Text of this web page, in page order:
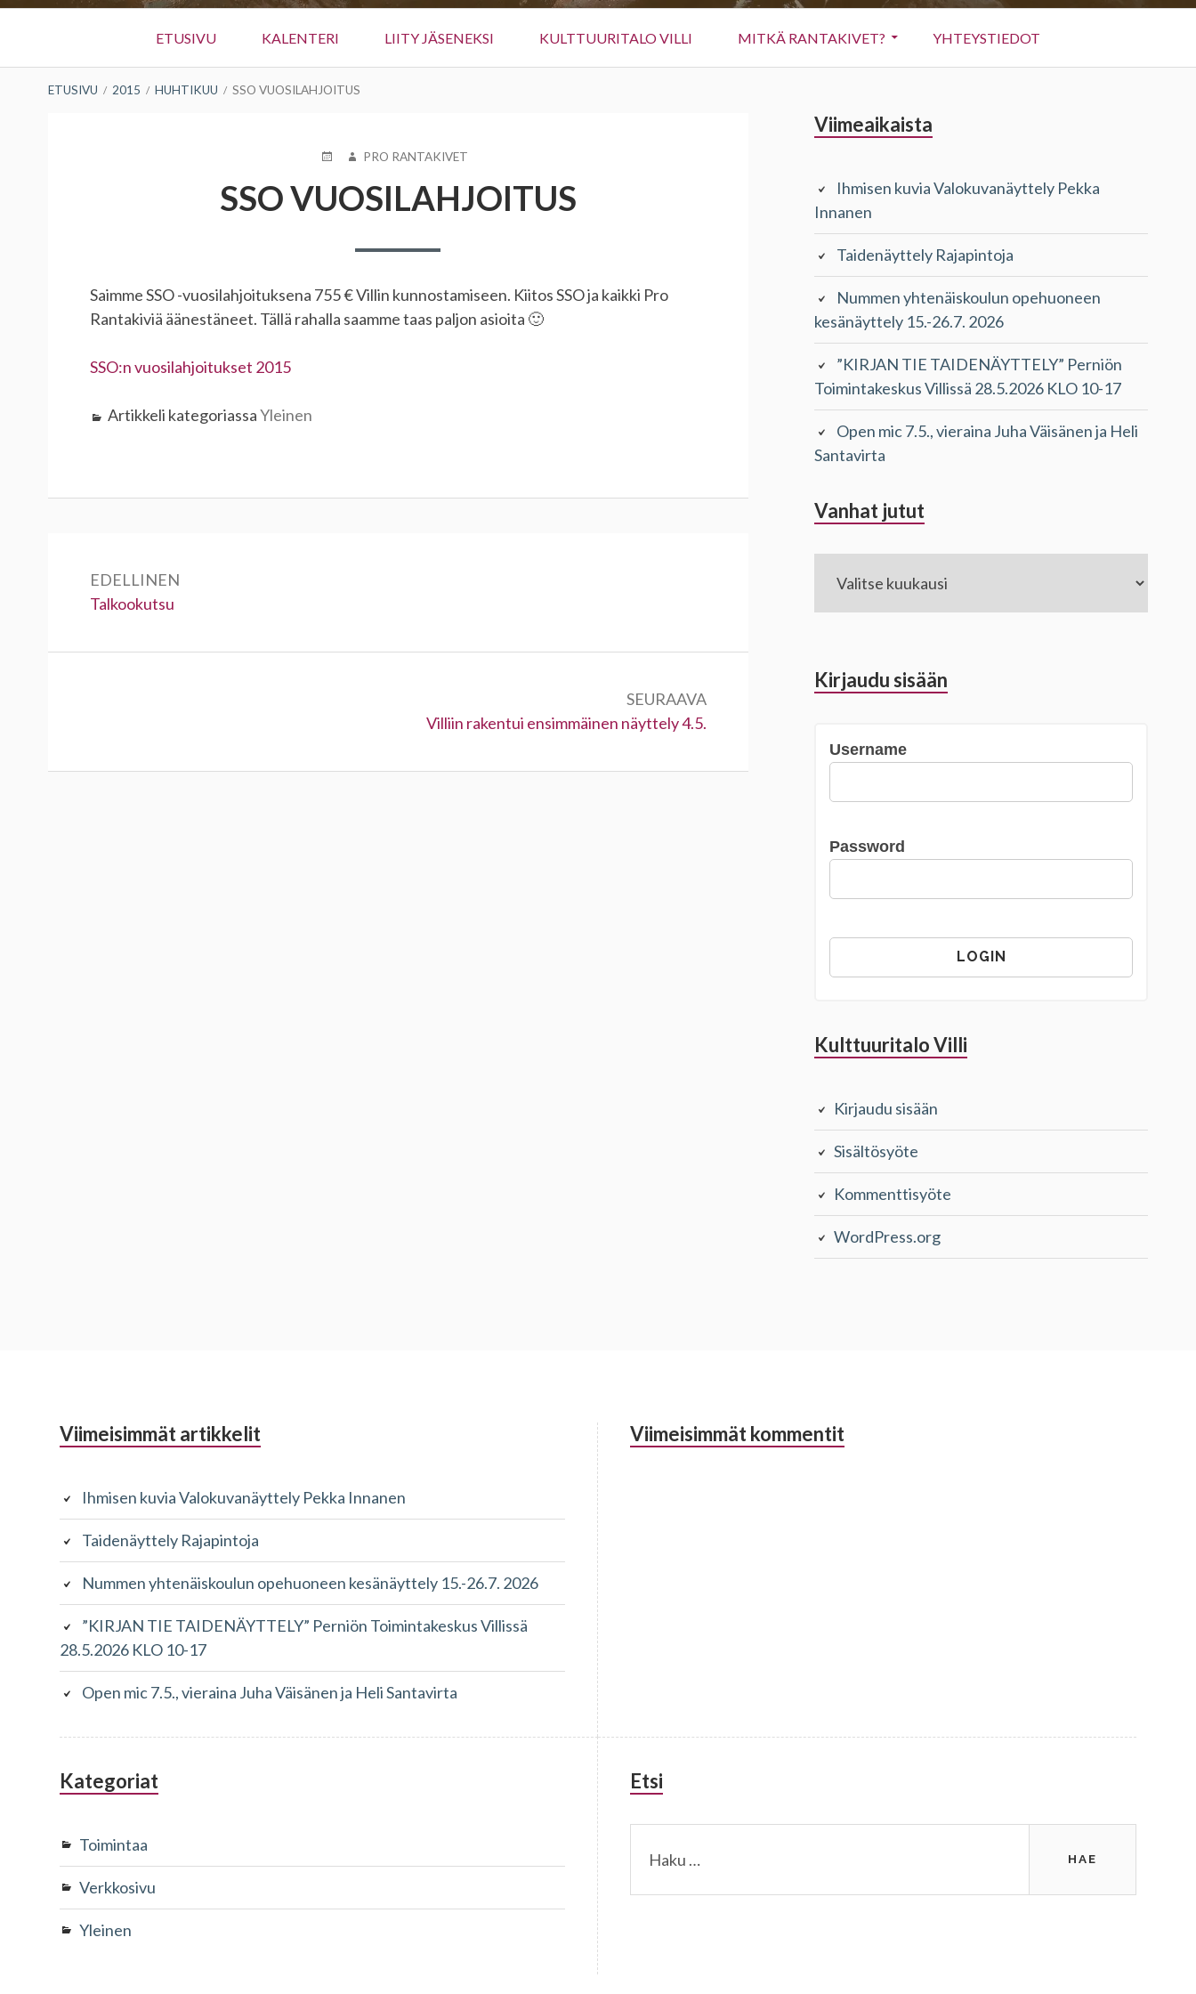
valikko
ETUSIVU KALENTERI LIITY JÄSENEKSI KULTTUURITALO VILLI MITKÄ RANTAKIVET? YHTEYSTIEDOT
MURUPOLKU
ETUSIVU 2015 HUHTIKUU SSO VUOSILAHJOITUS
JULKAISTU
KIRJOITTAJA
PRO RANTAKIVET
SSO VUOSILAHJOITUS
Saimme SSO -vuosilahjoituksena 755 € Villin kunnostamiseen. Kiitos SSO ja kaikki Pro
Rantakiviä äänestäneet. Tällä rahalla saamme taas paljon asioita 🙂
SSO:n vuosilahjoitukset 2015
Artikkeli kategoriassaYleinen
selaus
EDELLINEN
Edellinen:
Talkookutsu
SEURAAVA
Seuraava:
Villiin rakentui ensimmäinen näyttely 4.5.
Sivupalkki
Viimeaikaista
Ihmisen kuvia Valokuvanäyttely Pekka
Innanen
Taidenäyttely Rajapintoja
Nummen yhtenäiskoulun opehuoneen
kesänäyttely 15.-26.7. 2026
”KIRJAN TIE TAIDENÄYTTELY” Perniön
Toimintakeskus Villissä 28.5.2026 KLO 10-17
Open mic 7.5., vieraina Juha Väisänen ja Heli
Santavirta
Vanhat jutut
Kirjaudu sisään
Username
Password
Kulttuuritalo Villi
Kirjaudu sisään
Sisältösyöte
Kommenttisyöte
WordPress.org
Alapalkin
Viimeisimmät artikkelit
Ihmisen kuvia Valokuvanäyttely Pekka Innanen
Taidenäyttely Rajapintoja
Nummen yhtenäiskoulun opehuoneen kesänäyttely 15.-26.7. 2026
”KIRJAN TIE TAIDENÄYTTELY” Perniön Toimintakeskus Villissä
28.5.2026 KLO 10-17
Open mic 7.5., vieraina Juha Väisänen ja Heli Santavirta
Viimeisimmät kommentit
Kategoriat
Toimintaa
Verkkosivu
Yleinen
Etsi